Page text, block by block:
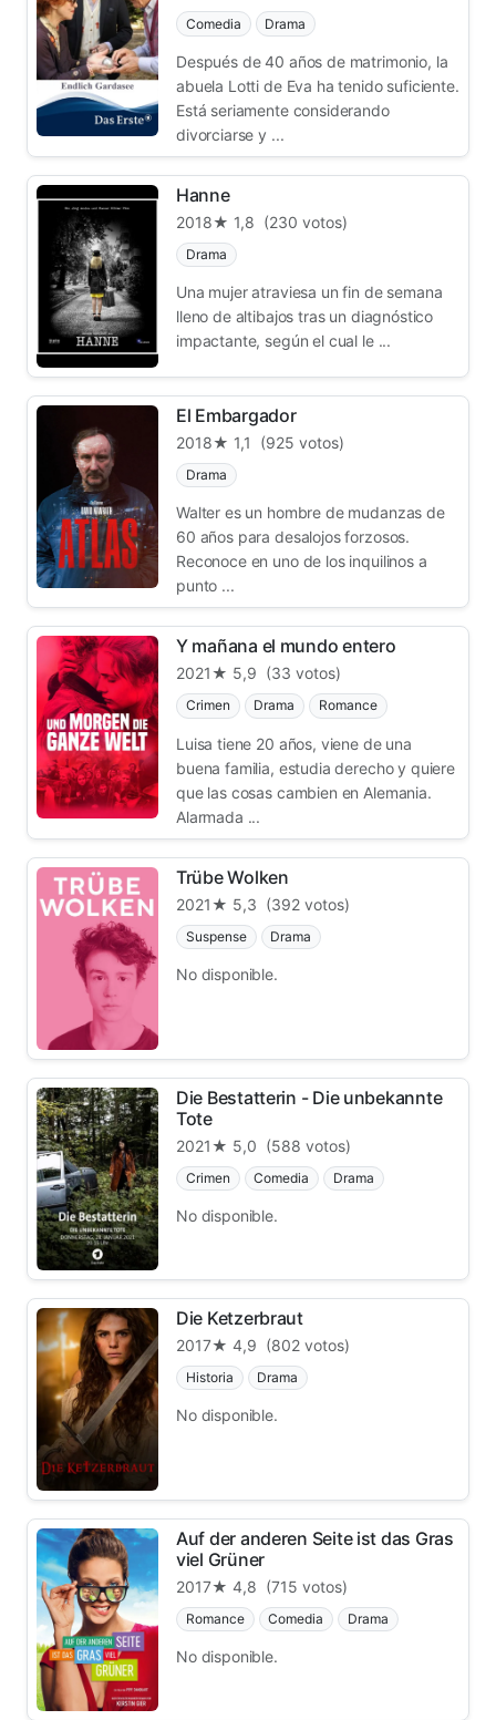
Comedia Drama
Después de 40 años de matrimonio, la
abuela Lotti de Eva ha tenido suficiente.
Está seriamente considerando
divorciarse y ...
Hanne
2018★ 1,8 (230 votos)
Drama
Una mujer atraviesa un fin de semana
lleno de altibajos tras un diagnóstico
impactante, según el cual le ...
El Embargador
2018★ 1,1 (925 votos)
Drama
Walter es un hombre de mudanzas de
60 años para desalojos forzosos.
Reconoce en uno de los inquilinos a
punto ...
Y mañana el mundo entero
2021★ 5,9 (33 votos)
Crimen Drama Romance
Luisa tiene 20 años, viene de una
buena familia, estudia derecho y quiere
que las cosas cambien en Alemania.
Alarmada ...
Trübe Wolken
2021★ 5,3 (392 votos)
Suspense Drama
No disponible.
Die Bestatterin - Die unbekannte
Tote
2021★ 5,0 (588 votos)
Crimen Comedia Drama
No disponible.
Die Ketzerbraut
2017★ 4,9 (802 votos)
Historia Drama
No disponible.
Auf der anderen Seite ist das Gras
viel Grüner
2017★ 4,8 (715 votos)
Romance Comedia Drama
No disponible.